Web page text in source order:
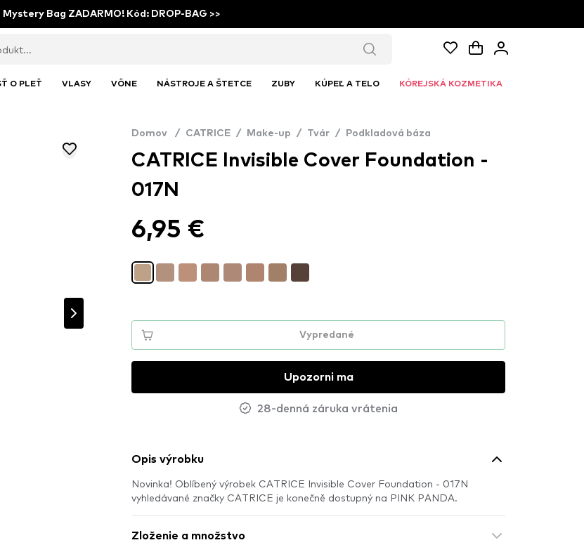
Mystery Bag ZADARMO! Kód: DROP-BAG >>
O PLEŤ VLASY VÔNE NÁSTROJE A ŠTETCE ZUBY KÚPEĽ A TELO KÓREJSKÁ KOZMETIKA
Domov / CATRICE / Make-up / Tvár / Podkladová báza
CATRICE Invisible Cover Foundation -
017N
6,95 €
Vypredané
Upozorni ma
28-denná záruka vrátenia
Opis výrobku
Novinka! Oblíbený výrobek CATRICE Invisible Cover Foundation - 017N
vyhledávané značky CATRICE je konečně dostupný na PINK PANDA.
Zloženie a množstvo